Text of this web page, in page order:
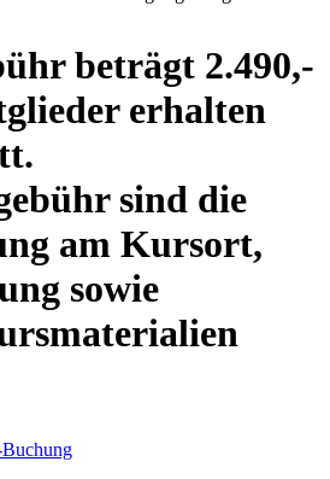
beträgt 2.490,-
erhalten
sind die
am Kursort,
sowie